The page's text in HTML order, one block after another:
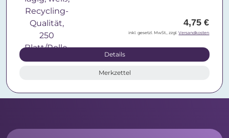
4,75 €
inkl. gesetzl. MwSt., zzgl.Versandkosten
Details
Merkzettel